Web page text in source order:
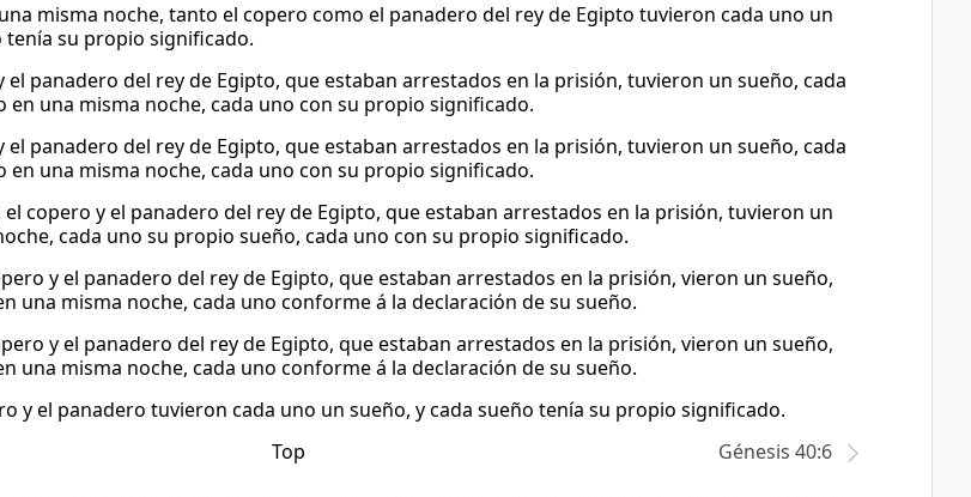
misma noche, tanto el copero como el panadero del rey de Egipto tuvieron cada uno un
tenía su propio significado.
el panadero del rey de Egipto, que estaban arrestados en la prisión, tuvieron un sueño, cada
en una misma noche, cada uno con su propio significado.
el panadero del rey de Egipto, que estaban arrestados en la prisión, tuvieron un sueño, cada
en una misma noche, cada uno con su propio significado.
el copero y el panadero del rey de Egipto, que estaban arrestados en la prisión, tuvieron un
cada uno su propio sueño, cada uno con su propio significado.
y el panadero del rey de Egipto, que estaban arrestados en la prisión, vieron un sueño,
una misma noche, cada uno conforme á la declaración de su sueño.
y el panadero del rey de Egipto, que estaban arrestados en la prisión, vieron un sueño,
una misma noche, cada uno conforme á la declaración de su sueño.
y el panadero tuvieron cada uno un sueño, y cada sueño tenía su propio significado.
Top Génesis 40:6